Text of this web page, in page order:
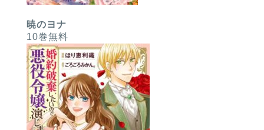
暁のヨナ
10巻無料